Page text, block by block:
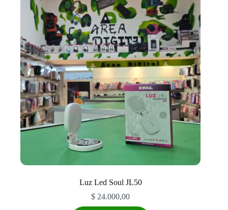
Luz Led Soul JL50
$ 24.000,00